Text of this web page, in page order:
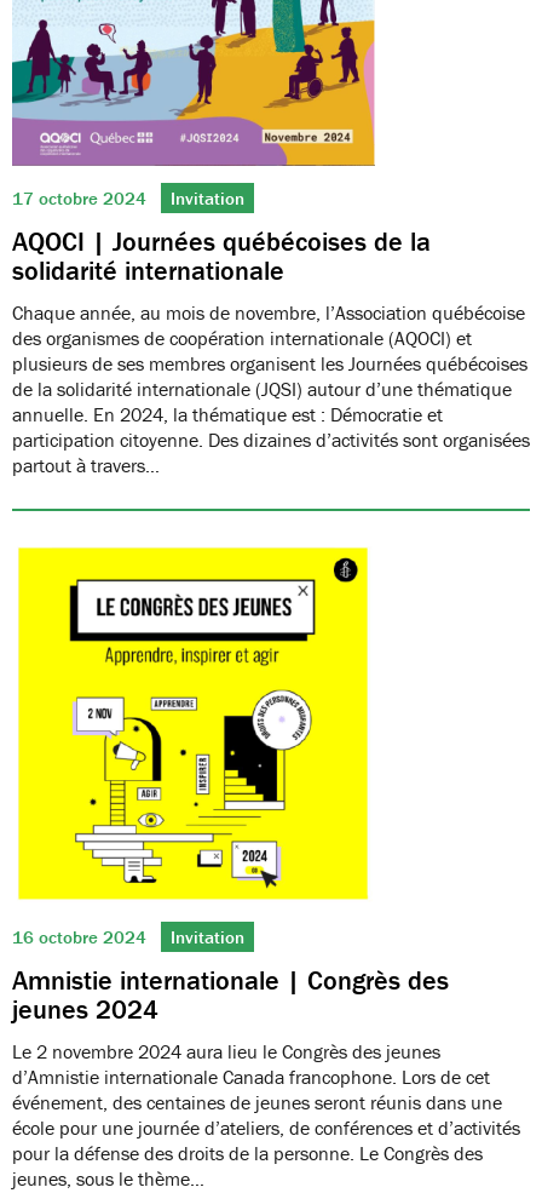
17 octobre 2024 Invitation
AQOCI | Journées québécoises de la
solidarité internationale
Chaque année, au mois de novembre, l’Association québécoise
des organismes de coopération internationale (AQOCI) et
plusieurs de ses membres organisent les Journées québécoises
de la solidarité internationale (JQSI) autour d’une thématique
annuelle. En 2024, la thématique est : Démocratie et
participation citoyenne. Des dizaines d’activités sont organisées
partout à travers…
16 octobre 2024 Invitation
Amnistie internationale | Congrès des
jeunes 2024
Le 2 novembre 2024 aura lieu le Congrès des jeunes
d’Amnistie internationale Canada francophone. Lors de cet
événement, des centaines de jeunes seront réunis dans une
école pour une journée d’ateliers, de conférences et d’activités
pour la défense des droits de la personne. Le Congrès des
jeunes, sous le thème…